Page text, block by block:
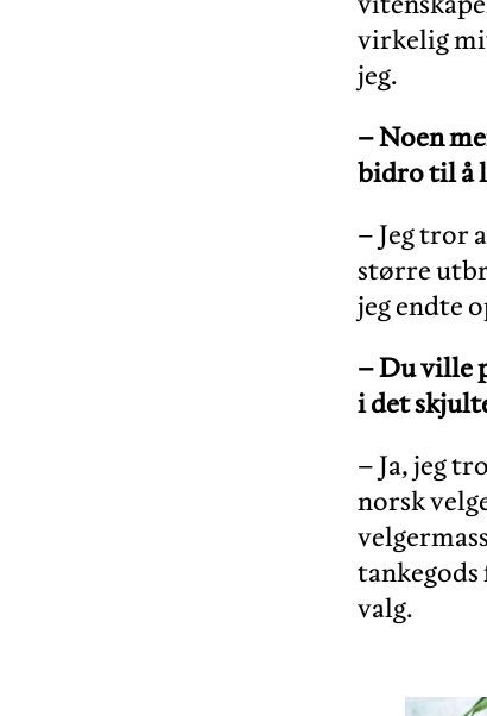
virkelig
jeg.
– Noen
bidro til å
– Jeg tror
større
jeg endte
– Du ville
i det
– Ja, jeg
norsk
valg.